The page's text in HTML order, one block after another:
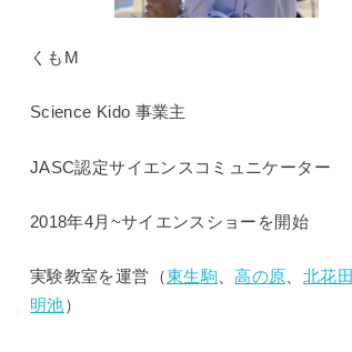
くもM
Science Kido 事業主
JASC認定サイエンスコミュニケーター
2018年4月~サイエンスショーを開始
実験教室を運営（東生駒 、高の原 北花田
明池）